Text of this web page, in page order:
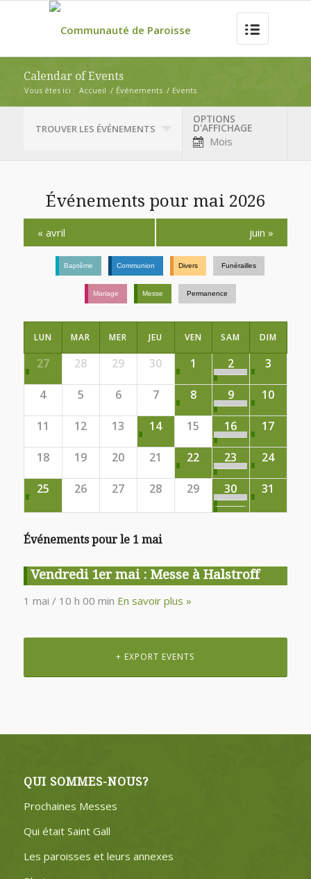
Calendar of Events
Vous êtes ici : Accueil / Événements / Events
TROUVER LES ÉVÉNEMENTS
Navigation
par
l'affichage
OPTIONS
D'AFFICHAGE
Mois
Événements pour mai 2026
Navigation
par
Calendrier
mensuel
«avril juin »
Baptême Communion Divers Funérailles
Mariage Messe Permanence
LUN MAR MER JEU VEN SAM DIM
27 28 29 30 1 2 3
4 5 6 7 8 9 10
11 12 13 14 15 16 17
18 19 20 21 22 23 24
25 26 27 28 29 30 31
Événements pour le 1 mai
Vendredi 1er mai : Messe à Halstroff
1 mai / 10 h 00 min En savoir plus »
Navigation
mensuel
+ EXPORT EVENTS
QUI SOMMES-NOUS?
Prochaines Messes
Qui était Saint Gall
Les paroisses et leurs annexes